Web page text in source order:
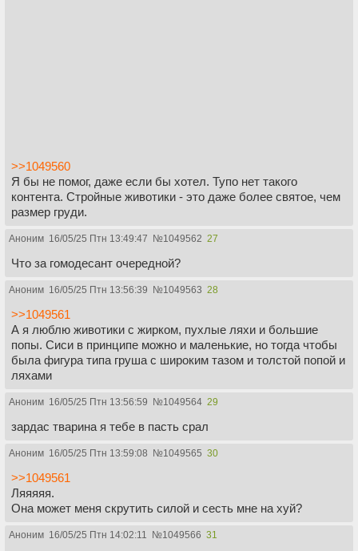
>>1049560
Я бы не помог, даже если бы хотел. Тупо нет такого
контента. Стройные животики - это даже более святое, чем
размер груди.
Аноним 16/05/25 Птн 13:49:47 №1049562 27
Что за гомодесант очередной?
Аноним 16/05/25 Птн 13:56:39 №1049563 28
>>1049561
А я люблю животики с жирком, пухлые ляхи и большие
попы. Сиси в принципе можно и маленькие, но тогда чтобы
была фигура типа груша с широким тазом и толстой попой и
ляхами
Аноним 16/05/25 Птн 13:56:59 №1049564 29
зардас тварина я тебе в пасть срал
Аноним 16/05/25 Птн 13:59:08 №1049565 30
>>1049561
Ляяяяя.
Она может меня скрутить силой и сесть мне на хуй?
Аноним 16/05/25 Птн 14:02:11 №1049566 31